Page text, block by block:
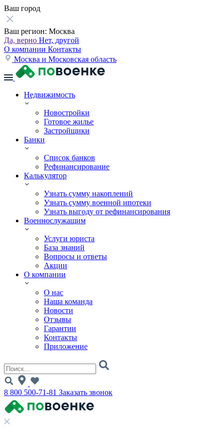
Ваш город
Ваш регион: Москва
Да, верно Нет, другой
О компании Контакты
Москва и Московская область
Недвижимость
Новостройки
Готовое жилье
Застройщики
Банки
Список банков
Рефинансирование
Калькулятор
Узнать сумму накоплений
Узнать сумму военной ипотеки
Узнать выгоду от рефинансирования
Военнослужащим
Услуги юриста
База знаний
Вопросы и ответы
Акции
О компании
О нас
Наша команда
Новости
Отзывы
Гарантии
Контакты
Приложение
8 800 500-71-81 Заказать звонок